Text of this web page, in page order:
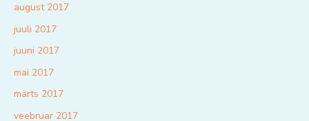
august 2017
juuli 2017
juuni 2017
mai 2017
märts 2017
veebruar 2017